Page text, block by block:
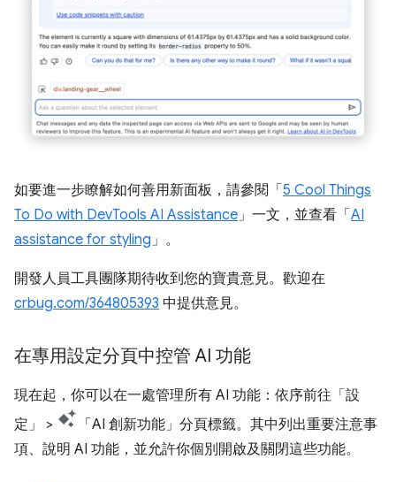
如要進一步瞭解如何善用新面板，請參閱「5 Cool Things
To Do with DevTools AI Assistance 」一文，並查看「AI
assistance for styling 」。
開發人員工具團隊期待收到您的寶貴意見。歡迎在
crbug.com/364805393 中提供意見。
在專用設定分頁中控管 AI 功能
現在起，你可以在一處管理所有 AI 功能：依序前往「設
定」
> 「AI 創新功能」 分頁標籤。其中列出重要注意事
項、說明 AI 功能，並允許你個別開啟及關閉這些功能。